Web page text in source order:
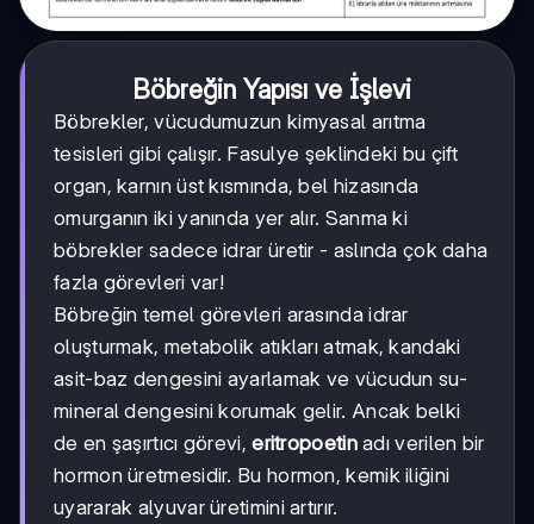
Böbreğin Yapısı ve İşlevi
Böbrekler, vücudumuzun kimyasal arıtma
tesisleri gibi çalışır. Fasulye şeklindeki bu çift
organ, karnın üst kısmında, bel hizasında
omurganın iki yanında yer alır. Sanma ki
böbrekler sadece idrar üretir - aslında çok daha
fazla görevleri var!
Böbreğin temel görevleri arasında idrar
oluşturmak, metabolik atıkları atmak, kandaki
asit-baz dengesini ayarlamak ve vücudun su-
mineral dengesini korumak gelir. Ancak belki
de en şaşırtıcı görevi,eritropoetinadı verilen bir
hormon üretmesidir. Bu hormon, kemik iliğini
uyararak alyuvar üretimini artırır.